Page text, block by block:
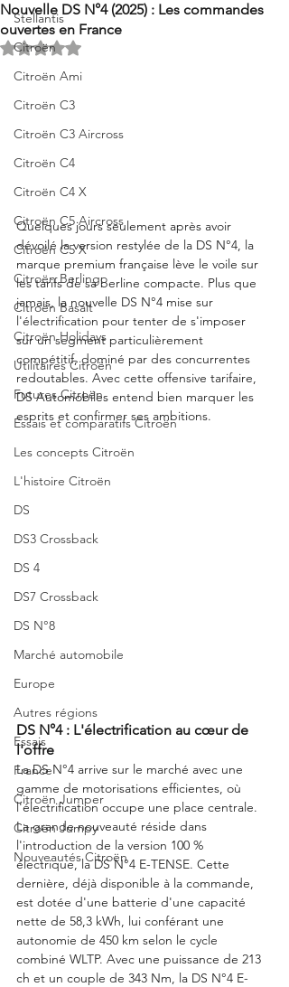
Stellantis
Citroën
Citroën Ami
Citroën C3
Citroën C3 Aircross
Citroën C4
Citroën C4 X
Citroën C5 Aircross
Citroën C5 X
Citroën Berlingo
Citroën Basalt
Citroën Holidays
Utilitaires Citroën
Futures Citroën
Essais et comparatifs Citroën
Les concepts Citroën
L'histoire Citroën
DS
DS3 Crossback
DS 4
DS7 Crossback
DS N°8
Marché automobile
Europe
Autres régions
Essais
France
Citroën Jumper
Citroën Jumpy
Nouveautés Citroën
Nouvelle DS N°4 (2025) : Les commandes
ouvertes en France
Noté NaN étoiles sur 5.
Quelques jours seulement après avoir
dévoilé la version restylée de la DS N°4, la
marque premium française lève le voile sur
les tarifs de sa berline compacte. Plus que
jamais, la nouvelle DS N°4 mise sur
l'électrification pour tenter de s'imposer
sur un segment particulièrement
compétitif, dominé par des concurrentes
redoutables. Avec cette offensive tarifaire,
DS Automobiles entend bien marquer les
esprits et confirmer ses ambitions.
DS N°4 : L'électrification au cœur de
l'offre
La DS N°4 arrive sur le marché avec une
gamme de motorisations efficientes, où
l'électrification occupe une place centrale.
La grande nouveauté réside dans
l'introduction de la version 100 %
électrique, la DS N°4 E-TENSE. Cette
dernière, déjà disponible à la commande,
est dotée d'une batterie d'une capacité
nette de 58,3 kWh, lui conférant une
autonomie de 450 km selon le cycle
combiné WLTP. Avec une puissance de 213
ch et un couple de 343 Nm, la DS N°4 E-